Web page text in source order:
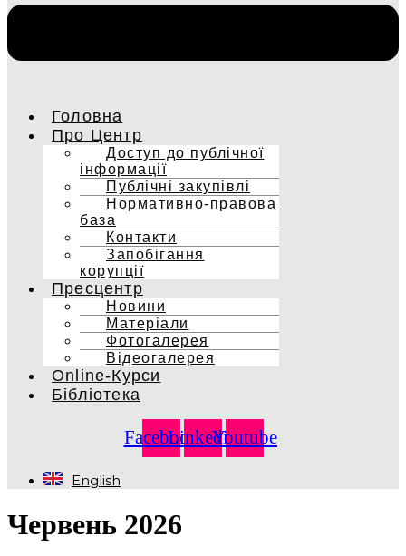
Головна
Про Центр
Доступ до публічної
інформації
Публічні закупівлі
Нормативно-правова
база
Контакти
Запобігання
корупції
Пресцентр
Новини
Матеріали
Фотогалерея
Відеогалерея
Online-Курси
Бібліотека
FacebookLinkedinYoutube
English
Червень 2026